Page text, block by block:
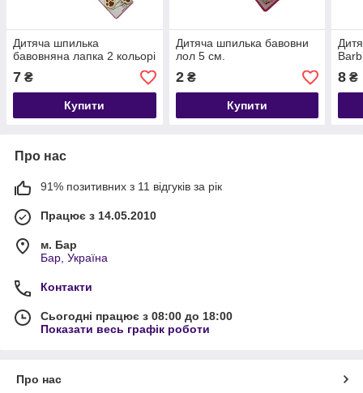
Дитяча шпилька
бавовняна лапка 2 кольорі
7 ₴
Купити
Дитяча шпилька бавовни
лол 5 см.
2₴
Купити
8 ₴
Про нас
91% позитивних з 11 відгуків за рік
Працює з 14.05.2010
м. Бар
Бар, Україна
Контакти
Сьогодні працює з 08:00 до 18:00
Показати весь графік роботи
Про нас